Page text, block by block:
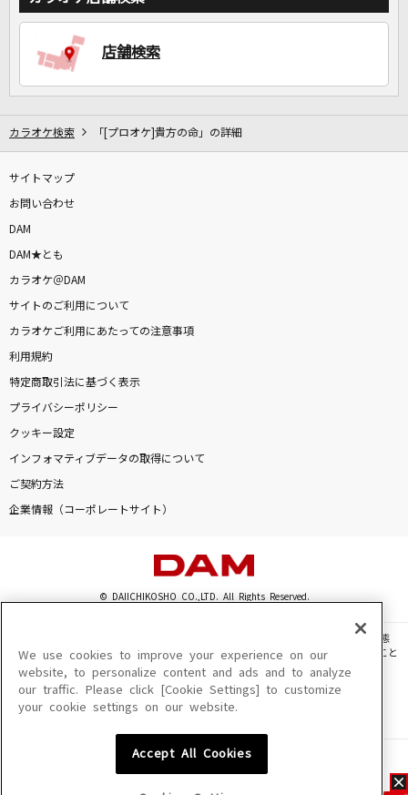
店舗検索
カラオケ検索 「[プロオケ]貴方の命」の詳細
サイトマップ
お問い合わせ
DAM
DAM★とも
カラオケ＠DAM
サイトのご利用について
カラオケご利用にあたっての注意事項
利用規約
特定商取引法に基づく表示
プライバシーポリシー
クッキー設定
インフォマティブデータの取得について
ご契約方法
企業情報（コーポレートサイト）
© DAIICHIKOSHO CO.,LTD. All Rights Reserved.
このサイトに掲載されている一切の文章・画像・写真・動画・音声等を、手段や形態
を問わず、著作権法の定める範囲を超えて無断で複製、転載、ファイル化などすること
を禁じます。
楽曲及びコンテンツは、機種によりご利用いただけない場合があります。
楽曲及びコンテンツの配信日、配信内容が変更になる場合があります。
We use cookies to improve your experience on our
website, to personalize content and ads and to analyze
our traffic. Please click [Cookie Settings] to customize
your cookie settings on our website.
Accept All Cookies